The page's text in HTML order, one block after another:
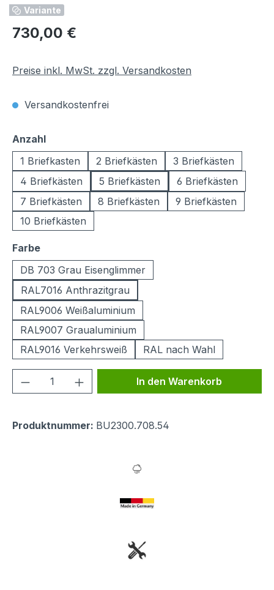
Variante
Regulärer Preis:
730,00 €
Preise inkl. MwSt. zzgl. Versandkosten
Versandkostenfrei
Anzahlauswählen
1 Briefkasten
2 Briefkästen
3 Briefkästen
4 Briefkästen
5 Briefkästen
6 Briefkästen
7 Briefkästen
8 Briefkästen
9 Briefkästen
10 Briefkästen
Farbeauswählen
DB 703 Grau Eisenglimmer
RAL7016 Anthrazitgrau
RAL9006 Weißaluminium
RAL9007 Graualuminium
RAL9016 Verkehrsweiß
RAL nach Wahl
Produkt Anzahl: Gib denIn den Warenkorb
Produktnummer: BU2300.708.54